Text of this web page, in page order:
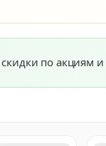
по акциям